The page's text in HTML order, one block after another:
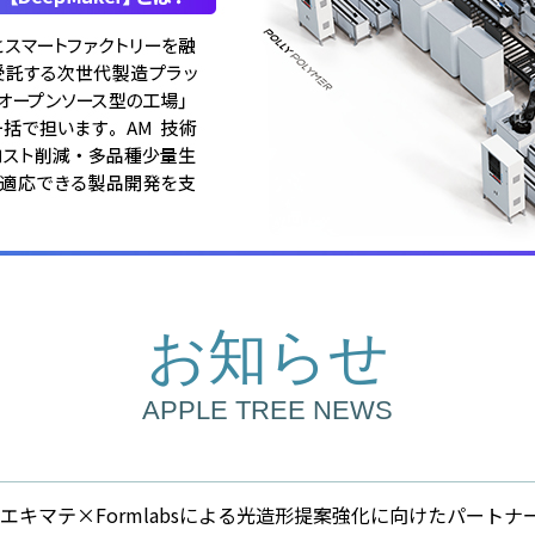
お知らせ
APPLE TREE NEWS
キマテ×Formlabsによる光造形提案強化に向けたパートナ